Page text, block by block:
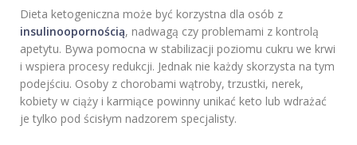
Dieta ketogeniczna może być korzystna dla osób z
insulinoopornością, nadwagą czy problemami z kontrolą
apetytu. Bywa pomocna w stabilizacji poziomu cukru we krwi
i wspiera procesy redukcji. Jednak nie każdy skorzysta na tym
podejściu. Osoby z chorobami wątroby, trzustki, nerek,
kobiety w ciąży i karmiące powinny unikać keto lub wdrażać
je tylko pod ścisłym nadzorem specjalisty.